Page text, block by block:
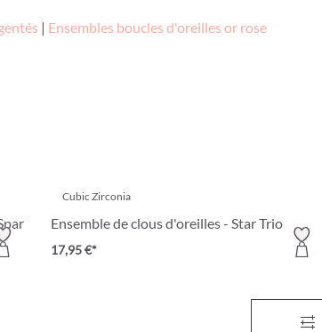
| Ensembles boucles d'oreilles or rose
Cubic Zirconia
Ensemble de clous d'oreilles - Star Trio
17,95 €*